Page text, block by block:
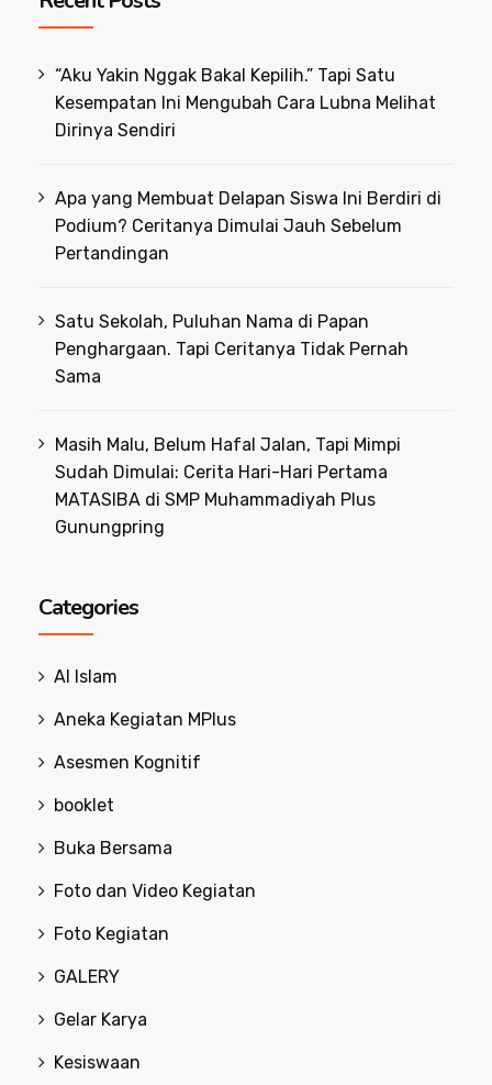
“Aku Yakin Nggak Bakal Kepilih.” Tapi Satu
Kesempatan Ini Mengubah Cara Lubna Melihat
Dirinya Sendiri
Apa yang Membuat Delapan Siswa Ini Berdiri di
Podium? Ceritanya Dimulai Jauh Sebelum
Pertandingan
Satu Sekolah, Puluhan Nama di Papan
Penghargaan. Tapi Ceritanya Tidak Pernah
Sama
Masih Malu, Belum Hafal Jalan, Tapi Mimpi
Sudah Dimulai: Cerita Hari-Hari Pertama
MATASIBA di SMP Muhammadiyah Plus
Gunungpring
Categories
Al Islam
Aneka Kegiatan MPlus
Asesmen Kognitif
booklet
Buka Bersama
Foto dan Video Kegiatan
Foto Kegiatan
GALERY
Gelar Karya
Kesiswaan